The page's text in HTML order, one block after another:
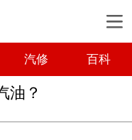
汽修 百科
油？